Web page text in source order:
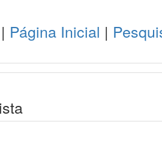
| Página Inicial |